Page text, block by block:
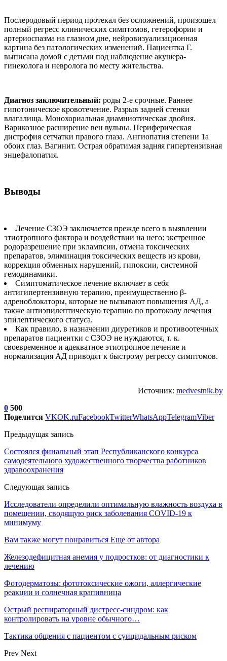
Послеродовый период протекал без осложнений, произошел
полный регресс клинических симптомов, гетерофории и
артериоспазма на глазном дне, нейровизуализационная
картина без патологических изменений. Пациентка Г.
выписана домой с детьми под наблюдение акушера-
гинеколога и невролога по месту жительства.
Диагноз заключительный: роды 2-е срочные. Раннее
гипотоническое кровотечение. Разрыв задней стенки
влагалища. Монохориальная диамниотическая двойня.
Варикозное расширение вен вульвы. Периферическая
дистрофия сетчатки правого глаза. Ангиопатия степени 1а
обоих глаз. Вагинит. Острая обратимая задняя гипертензивная
энцефалопатия.
Выводы
Лечение СЗОЭ заключается прежде всего в выявлении
этиотропного фактора и воздействии на него: экстренное
родоразрешение при эклампсии, отмена токсических
препаратов, элиминация токсических веществ из крови,
коррекция обменных нарушений, гипоксии, системной
гемодинамики.
Симптоматическое лечение включает в себя
антигипертензивную терапию, преимущественно β-
адреноблокаторы, которые не вызывают повышения АД, а
также антиэпилептическую терапию по протоколу лечения
эпилептического статуса.
Как правило, в назначении диуретиков и противоотечных
препаратов пациентки с СЗОЭ не нуждаются, т. к.
своевременное и адекватное этиотропное лечение и
нормализация АД приводят к быстрому регрессу симптомов.
Источник: medvestnik.by
0 500
Поделится VKOK.ruFacebookTwitterWhatsAppTelegramViber
Предыдущая запись
Состоялся финальный этап Республиканского конкурса
самодеятельного художественного творчества работников
здравоохранения
Следующая запись
Исследователи определили оптимальную влажность воздуха в
помещении, сводящую риск заболевания COVID-19 к
минимуму
Вам также могут понравиться Еще от автора
Железодефицитная анемия у подростков: от диагностики к
лечению
Фотодерматозы: фототоксические ожоги, аллергические
реакции и солнечная крапивница
Острый респираторный дистресс-синдром: как
контролировать на уровне обычного…
Тактика общения с пациентом с суицидальным риском
Prev Next